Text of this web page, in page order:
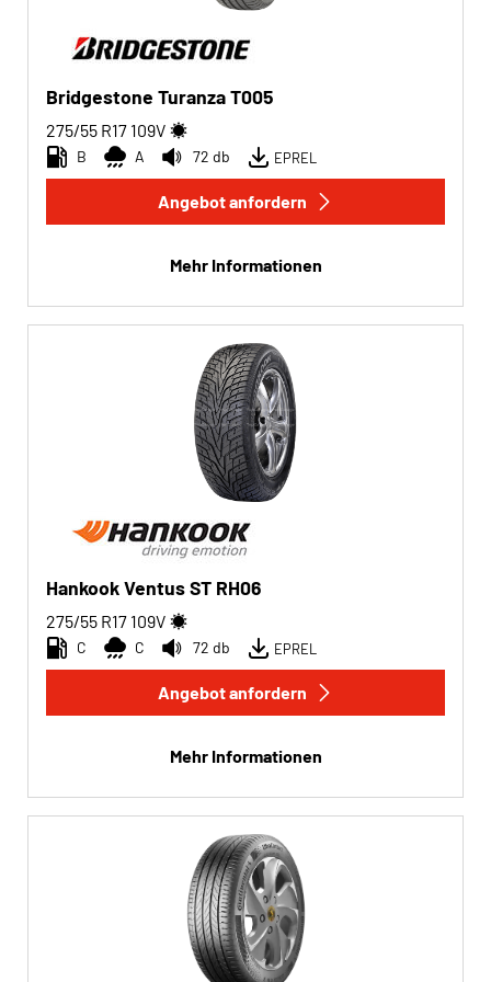
Bridgestone Turanza T005
275/55 R17 109V
B A 72 db EPREL
Angebot anfordern
Mehr Informationen
Hankook Ventus ST RH06
275/55 R17 109V
C C 72 db EPREL
Angebot anfordern
Mehr Informationen